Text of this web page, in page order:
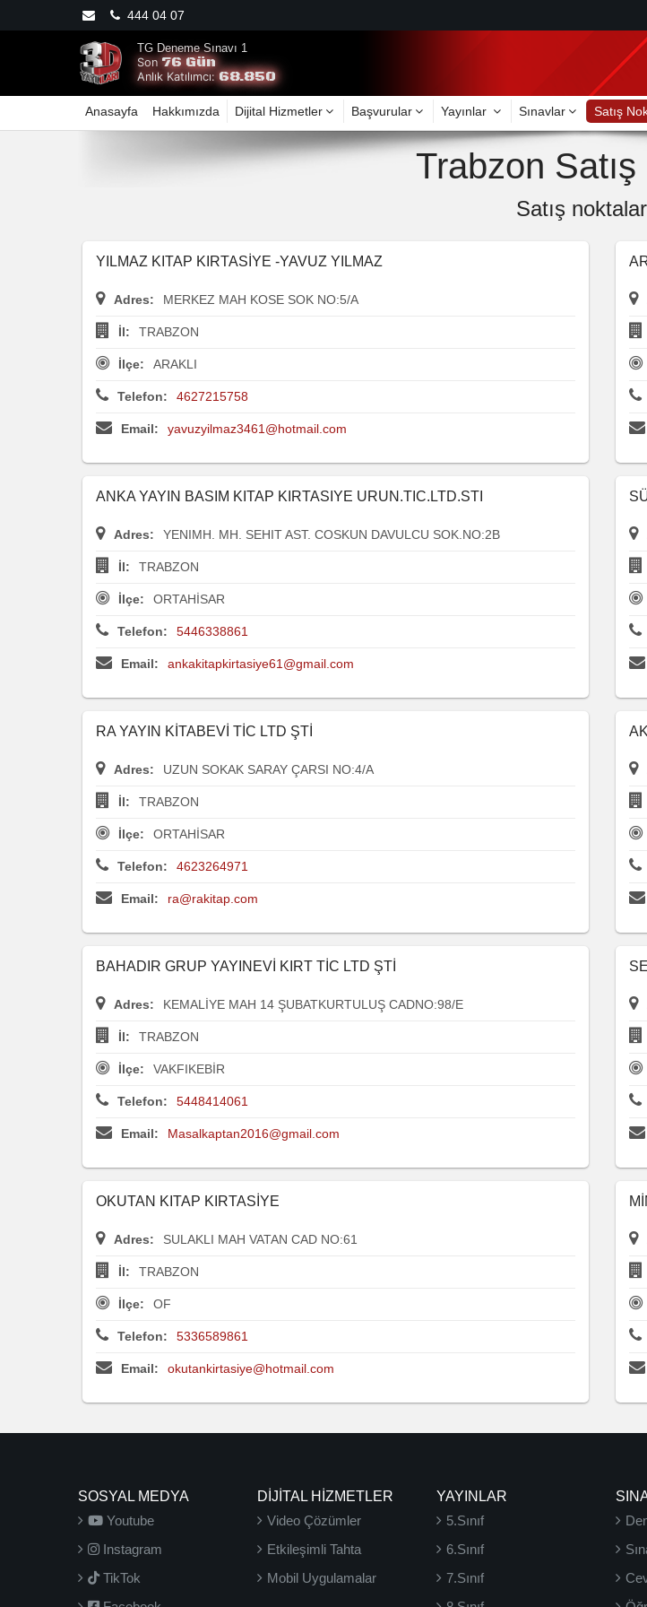
444 04 07
TG Deneme Sınavı 1
Son 76 Gün
Anlık Katılımcı:68.850
Anasayfa Hakkımızda Dijital Hizmetler Başvurular Yayınlar Sınavlar Satış
Trabzon Satış
Satış
YILMAZ KITAP KIRTASİYE -YAVUZ YILMAZ
Adres: MERKEZ MAH KOSE SOK NO:5/A
İl: TRABZON
İlçe: ARAKLI
Telefon: 4627215758
Email: yavuzyilmaz3461@hotmail.com
ANKA YAYIN BASIM KITAP KIRTASIYE URUN.TIC.LTD.STI
Adres: YENIMH. MH. SEHIT AST. COSKUN DAVULCU SOK.NO:2B
İl: TRABZON
İlçe: ORTAHİSAR
Telefon: 5446338861
Email: ankakitapkirtasiye61@gmail.com
RA YAYIN KİTABEVİ TİC LTD ŞTİ
Adres: UZUN SOKAK SARAY ÇARSI NO:4/A
İl: TRABZON
İlçe: ORTAHİSAR
Telefon: 4623264971
Email: ra@rakitap.com
BAHADIR GRUP YAYINEVİ KIRT TİC LTD ŞTİ
Adres: KEMALİYE MAH 14 ŞUBATKURTULUŞ CADNO:98/E
İl: TRABZON
İlçe: VAKFIKEBİR
Telefon: 5448414061
Email: Masalkaptan2016@gmail.com
OKUTAN KITAP KIRTASİYE
Adres: SULAKLI MAH VATAN CAD NO:61
İl: TRABZON
İlçe: OF
Telefon: 5336589861
Email: okutankirtasiye@hotmail.com
SOSYAL MEDYA
Youtube
Instagram
TikTok
DİJİTAL HİZMETLER
Video Çözümler
Etkileşimli Tahta
Mobil Uygulamalar
YAYINLAR
5.Sınıf
6.Sınıf
7.Sınıf